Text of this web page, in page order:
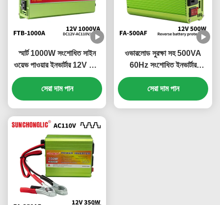
স্মার্ট 1000W সংশোধিত সাইন
ওয়েভ পাওয়ার ইনভার্টার 12V ডিসি
থেকে 110V এসি 60Hz অফ
গ্রিড ইনভার্টার
সেরা দাম পান
ওভারলোড সুরক্ষা সহ 500VA
60Hz সংশোধিত ইনভার্টার
12VDC থেকে 110VAC
পাওয়ার ইনভার্টার
সেরা দাম পান